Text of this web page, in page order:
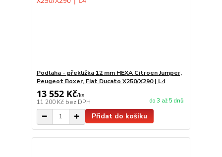
Podlaha - překližka 12 mm HEXA Citroen Jumper,
Peugeot Boxer, Fiat Ducato X250/X290 | L4
13 552 Kč/ks
11 200 Kč bez DPH do 3 až 5 dnů
Přidat do košíku